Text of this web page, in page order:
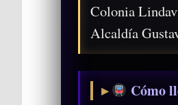
Colonia
Alcaldía
Cómo